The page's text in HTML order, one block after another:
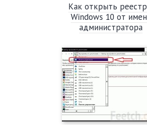
Как открыть
Windows 10 от
администратора